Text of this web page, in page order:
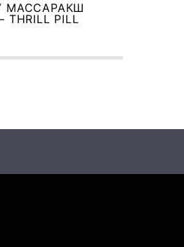
МАССАРАКШ
THRILL PILL